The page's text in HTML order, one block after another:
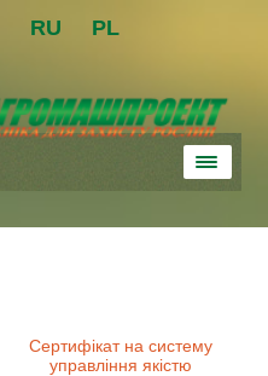
RU PL
Сертифікат на систему
управління якістю